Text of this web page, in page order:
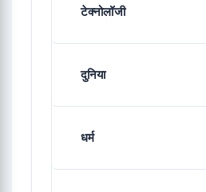
टेक्नोलॉजी
दुनिया
धर्म